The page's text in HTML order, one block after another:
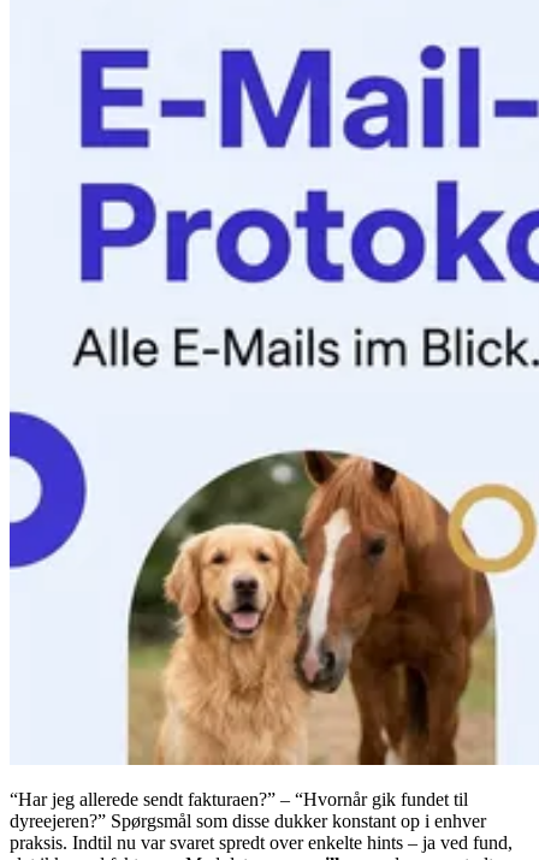
“Har jeg allerede sendt fakturaen?” – “Hvornår gik fundet til
dyreejeren?” Spørgsmål som disse dukker konstant op i enhver
praksis. Indtil nu var svaret spredt over enkelte hints – ja ved fund,